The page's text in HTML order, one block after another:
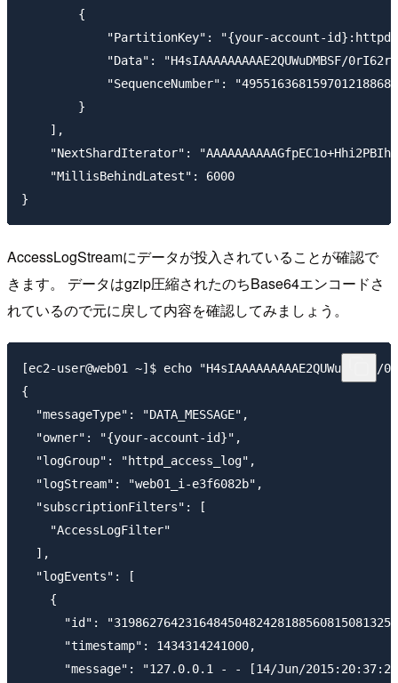
        {
"PartitionKey": "{your-account-
"Data": "H4sIAAAAAAAAAE2QUWuDMBSF/
"SequenceNumber":
        }
    ],
"NextShardIterator":
    "MillisBehindLatest": 6000
AccessLogStreamにデータが投入されていることが確認で
きます。 データはgzip圧縮されたのちBase64エンコードさ
れているので元に戻して内容を確認してみましょう。
[ec2-user@web01 ~]$ echo "H4sIAAAAAAAAAE2QUWuDMBSF/
{
  "messageType": "DATA_MESSAGE",
  "owner": "{your-account-id}",
  "logGroup": "httpd_access_log",
  "logStream": "web01_i-e3f6082b",
  "subscriptionFilters": [
    "AccessLogFilter"
  ],
  "logEvents": [
    {
"id":
      "timestamp": 1434314241000,
"message": "127.0.0.1 - - [14/Jun/